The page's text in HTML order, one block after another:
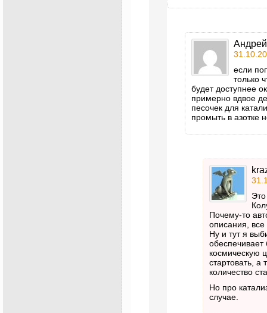
если
только
будет доступнее
примерно вдвое
песочек для
промыть в азотке
Почему-то
описания, все
Ну и тут я
космическую
стартовать, а
количество
Но про
случае.